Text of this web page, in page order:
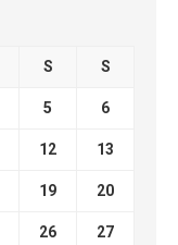
S S
5 6
12 13
19 20
26 27